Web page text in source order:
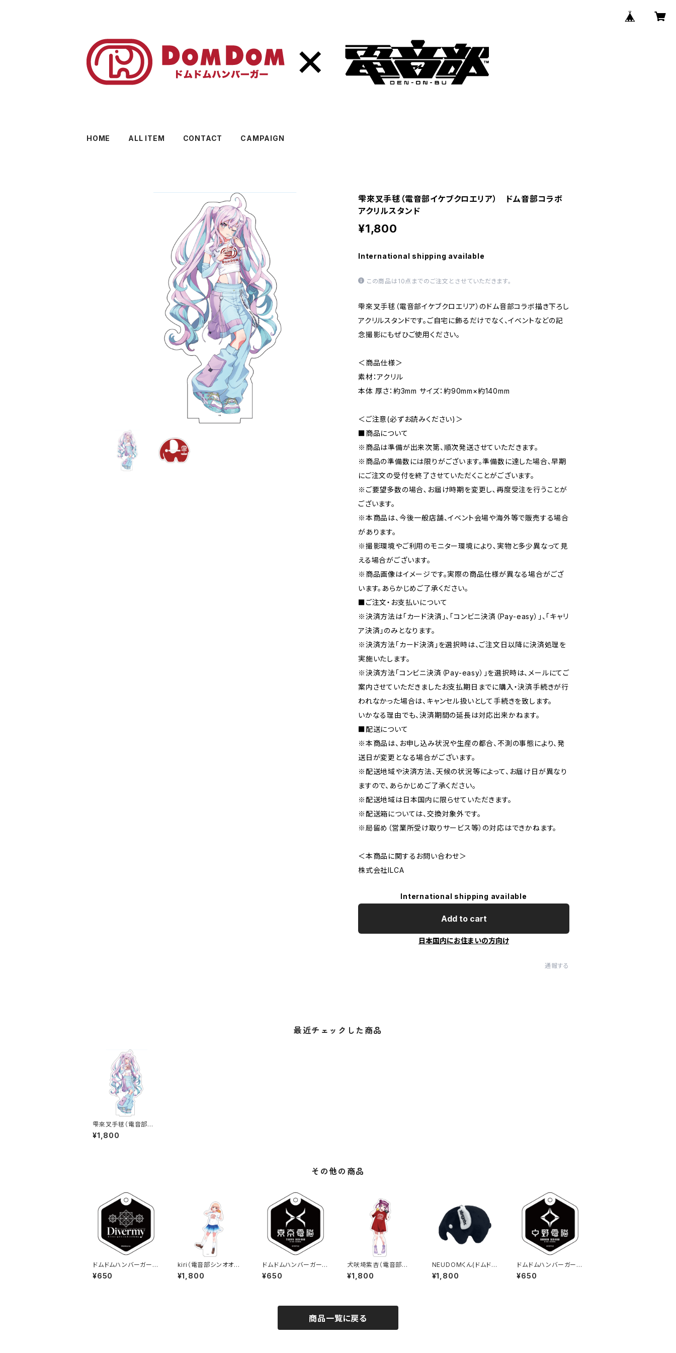
HOME ALL ITEM CONTACT CAMPAIGN
雫來叉手毬（電音部イケブクロエリア） ドム音部コラボ
アクリルスタンド
¥1,800
International shipping available
この商品は10点までのご注文とさせていただきます。
雫來叉手毬（電音部イケブクロエリア）のドム音部コラボ描き下ろし
アクリルスタンドです。ご自宅に飾るだけでなく、イベントなどの記
念撮影にもぜひご使用ください。
＜商品仕様＞
素材：アクリル
本体 厚さ：約3mm サイズ：約90mm×約140mm
＜ご注意(必ずお読みください)＞
■商品について
※商品は準備が出来次第、順次発送させていただきます。
※商品の準備数には限りがございます。準備数に達した場合､早期
にご注文の受付を終了させていただくことがございます。
※ご要望多数の場合､お届け時期を変更し､再度受注を行うことが
ございます。
※本商品は、今後一般店舗、イベント会場や海外等で販売する場合
があります。
※撮影環境やご利用のモニター環境により､実物と多少異なって見
える場合がございます。
※商品画像はイメージです。実際の商品仕様が異なる場合がござ
います。あらかじめご了承ください。
■ご注文・お支払いについて
※決済方法は「カード決済」、「コンビニ決済（Pay-easy）」、「キャリ
ア決済」のみとなります。
※決済方法「カード決済」を選択時は、ご注文日以降に決済処理を
実施いたします。
※決済方法「コンビニ決済（Pay-easy）」を選択時は、メールにてご
案内させていただきましたお支払期日までに購入・決済手続きが行
われなかった場合は、キャンセル扱いとして手続きを致します。
いかなる理由でも、決済期間の延長は対応出来かねます。
■配送について
※本商品は、お申し込み状況や生産の都合、不測の事態により、発
送日が変更となる場合がございます。
※配送地域や決済方法、天候の状況等によって、お届け日が異なり
ますので、あらかじめご了承ください。
※配送地域は日本国内に限らせていただきます。
※配送箱については、交換対象外です。
※局留め（営業所受け取りサービス等）の対応はできかねます。
＜本商品に関するお問い合わせ＞
株式会社ILCA
International shipping available
Add to cart
日本国内にお住まいの方向け
通報する
最近チェックした商品
雫來叉手毬（電音部イ
ケブクロエリア） ドム
音部コラボアクリルスタ
¥1,800
その他の商品
ドムドムハンバーガーコ
ラボ アクリルチャーム
(ダイバエリア)
¥650
kiri（電音部シンオオク
ボエリア） ドム音部コ
ラボアクリルスタンド
¥1,800
ドムドムハンバーガーコ
ラボ アクリルチャーム
(ネオトウキョウエリア)
¥650
犬吠埼紫杏（電音部ハ
ラジュクエリア） ドム
音部コラボアクリルスタ
¥1,800
NEUDOMくん(ドムドム
ハンバーガー×電音部
コラボぬいぐるみ)
¥1,800
ドムドムハンバーガーコ
ラボ アクリルチャーム
(ネオナカノエリア)
¥650
商品一覧に戻る